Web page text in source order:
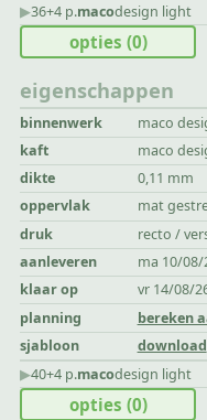
▶︎36+4 p.macodesign light
eigenschappen
binnenwerk maco
kaft
maco
dikte
0,11 mm
oppervlak
mat
druk
recto /
aanleveren
ma 10/08/
klaar op
vr 14/08/
planning
bereken
sjabloon
download
opties (0)
▶︎40+4 p.macodesign light
opties (0)